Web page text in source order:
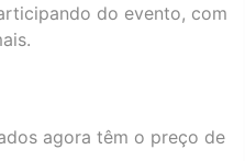
do evento, com
agora têm o preço de